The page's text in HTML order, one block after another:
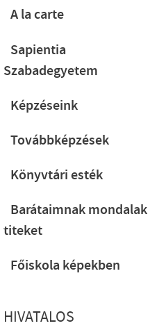
A la carte
Sapientia
Szabadegyetem
Képzéseink
Továbbképzések
Könyvtári esték
Barátaimnak mondalak
titeket
Főiskola képekben
HIVATALOS